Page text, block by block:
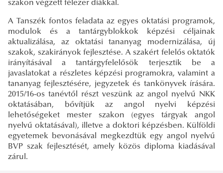
szakon végzett félezer diákkal.
A Tanszék fontos feladata az egyes oktatási programok,
modulok és a tantárgyblokkok képzési céljainak
aktualizálása, az oktatási tananyag modernizálása, új
szakok, szakirányok fejlesztése. A szakért felelős oktatók
irányításával a tantárgyfelelősök terjesztik be a
javaslatokat a részletes képzési programokra, valamint a
tananyag fejlesztésére, jegyzetek és tankönyvek írására.
2015/16-os tanévtől részt veszünk az angol nyelvű NKK
oktatásában, bővítjük az angol nyelvi képzési
lehetőségeket mester szakon (egyes tárgyak angol
nyelvű oktatásával), illetve a doktori képzésben. Külföldi
egyetemek bevonásával megkezdtük egy angol nyelvű
BVP szak fejlesztését, amely közös diploma kiadásával
zárul.